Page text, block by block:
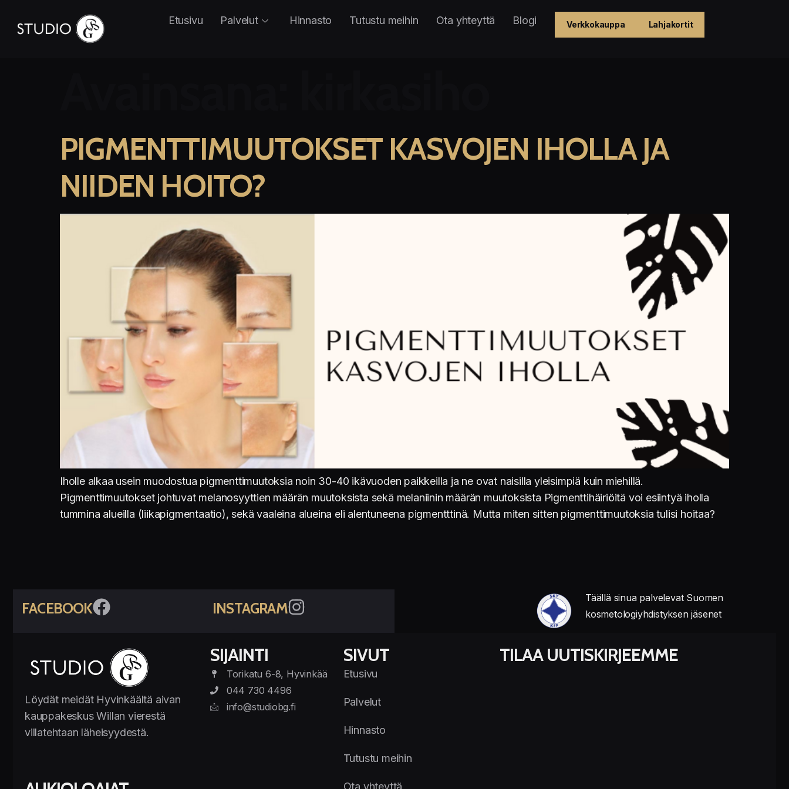
Etusivu Palvelut Hinnasto Tutustu meihin Ota yhteyttä Blogi Verkkokauppa Lahjakortit
PIGMENTTIMUUTOKSET KASVOJEN IHOLLA JA
NIIDEN HOITO?
Iholle alkaa usein muodostua pigmenttimuutoksia noin 30-40 ikävuoden paikkeilla ja ne ovat naisilla yleisimpiä kuin miehillä.
Pigmenttimuutokset johtuvat melanosyyttien määrän muutoksista sekä melaniinin määrän muutoksista Pigmenttihäiriöitä voi esiintyä iholla
tummina alueilla (liikapigmentaatio), sekä vaaleina alueina eli alentuneena pigmentttinä. Mutta miten sitten pigmenttimuutoksia tulisi hoitaa?
FACEBOOK INSTAGRAM
Täällä sinua palvelevat Suomen
kosmetologiyhdistyksen jäsenet
Löydät meidät Hyvinkäältä aivan
kauppakeskus Willan vierestä
villatehtaan läheisyydestä.
SIJAINTI
Torikatu 6-8, Hyvinkää
044 730 4496
info@studiobg.fi
SIVUT
Etusivu
Palvelut
Hinnasto
Tutustu meihin
Ota yhteyttä
TILAA UUTISKIRJEEMME